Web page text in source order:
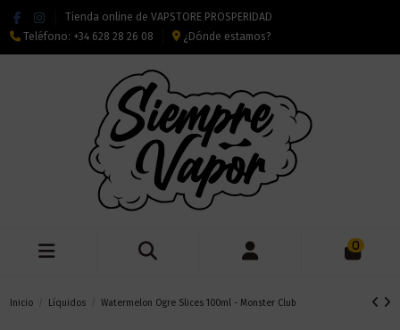
Tienda online de VAPSTORE PROSPERIDAD
Teléfono: +34 628 28 26 08 ¿Dónde estamos?
0
Inicio Líquidos Watermelon Ogre Slices 100ml - Monster Club